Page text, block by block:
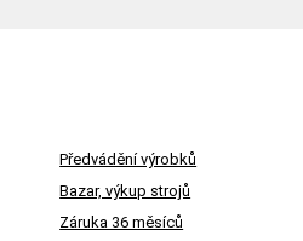
Předvádění výrobků
Bazar, výkup strojů
Záruka 36 měsíců